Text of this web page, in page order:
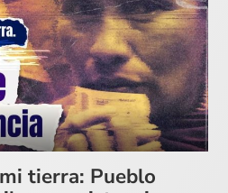
tierra: Pueblo